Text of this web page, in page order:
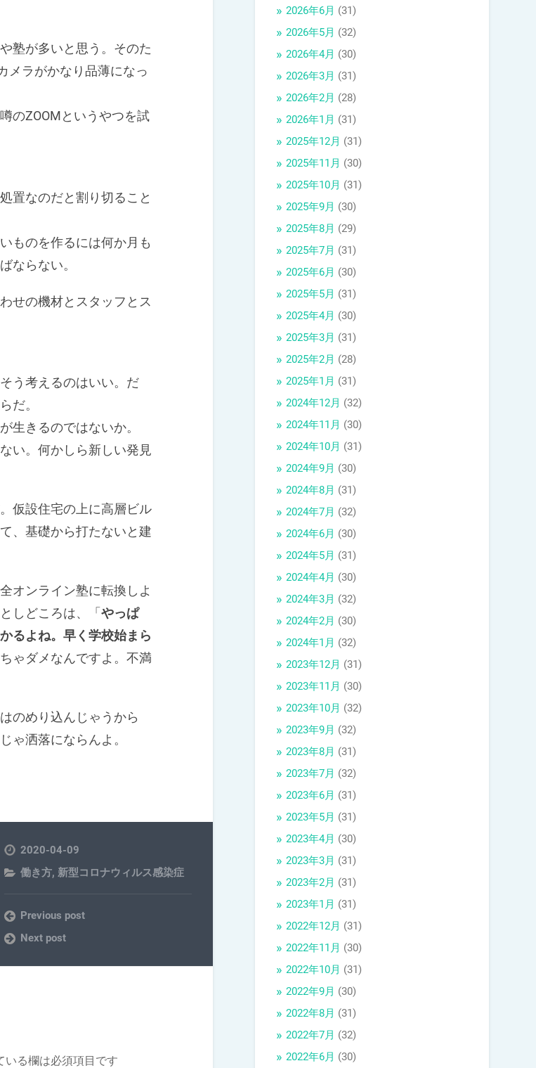
塾が多いと思う。そのた
メラがかなり品薄になっ
のZOOMというやつを試
置なのだと割り切ること
ものを作るには何か月も
ならない。
せの機材とスタッフとス
う考えるのはいい。だ
だ。
生きるのではないか。
い。何かしら新しい発見
仮設住宅の上に高層ビル
、基礎から打たないと建
オンライン塾に転換しよ
しどころは、「 やっぱ
るよね。早く学校始まら
ゃダメなんですよ。不満
のめり込んじゃうから
ゃ洒落にならんよ。
2020-04-09
働き方, 新型コロナウィルス感染症
Previous post
Next post
いる欄は必須項目です
2026年6月 (31)
2026年5月 (32)
2026年4月 (30)
2026年3月 (31)
2026年2月 (28)
2026年1月 (31)
2025年12月 (31)
2025年11月 (30)
2025年10月 (31)
2025年9月 (30)
2025年8月 (29)
2025年7月 (31)
2025年6月 (30)
2025年5月 (31)
2025年4月 (30)
2025年3月 (31)
2025年2月 (28)
2025年1月 (31)
2024年12月 (32)
2024年11月 (30)
2024年10月 (31)
2024年9月 (30)
2024年8月 (31)
2024年7月 (32)
2024年6月 (30)
2024年5月 (31)
2024年4月 (30)
2024年3月 (32)
2024年2月 (30)
2024年1月 (32)
2023年12月 (31)
2023年11月 (30)
2023年10月 (32)
2023年9月 (32)
2023年8月 (31)
2023年7月 (32)
2023年6月 (31)
2023年5月 (31)
2023年4月 (30)
2023年3月 (31)
2023年2月 (31)
2023年1月 (31)
2022年12月 (31)
2022年11月 (30)
2022年10月 (31)
2022年9月 (30)
2022年8月 (31)
2022年7月 (32)
2022年6月 (30)